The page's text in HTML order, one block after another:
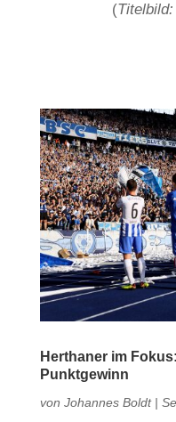
(
Herthaner im
Punktgewinn
von Johannes Boldt|